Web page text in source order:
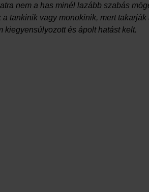
nem a has minél lazább szabás
tankinik vagy monokinik, mert
kiegyensúlyozott és ápolt hatást kelt.